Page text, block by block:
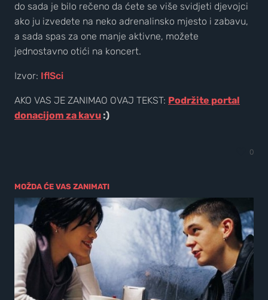
do sada je bilo rečeno da ćete se više svidjeti djevojci
ako ju izvedete na neko adrenalinsko mjesto i zabavu,
a sada spas za one manje aktivne, možete
jednostavno otići na koncert.
Izvor: IflSci
AKO VAS JE ZANIMAO OVAJ TEKST: Podržite portal
donacijom za kavu :)
0
MOŽDA ĆE VAS ZANIMATI